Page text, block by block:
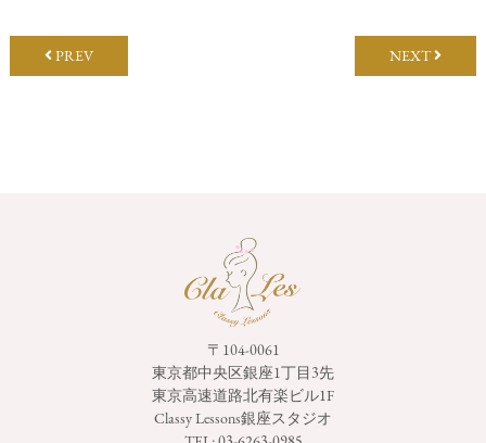
PREV NEXT
〒104-0061
東京都中央区銀座1丁目3先
東京高速道路北有楽ビル1F
Classy Lessons銀座スタジオ